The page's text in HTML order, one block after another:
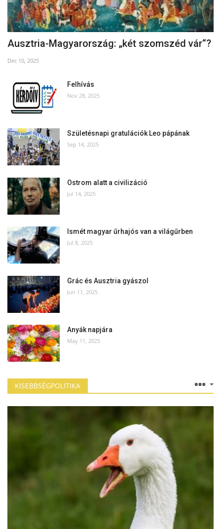
Ausztria-Magyarország: „két szomszéd vár“?
Dec 10, 2025
Felhívás
Nov 28, 2025
Születésnapi gratulációk Leo pápának
Sep 14, 2025
Ostrom alatt a civilizáció
Jul 14, 2025
Ismét magyar űrhajós van a világűrben
Jul 8, 2025
Grác és Ausztria gyászol
Jun 11, 2025
Anyák napjára
May 11, 2025
KISEBBSÉGPOLITIKA